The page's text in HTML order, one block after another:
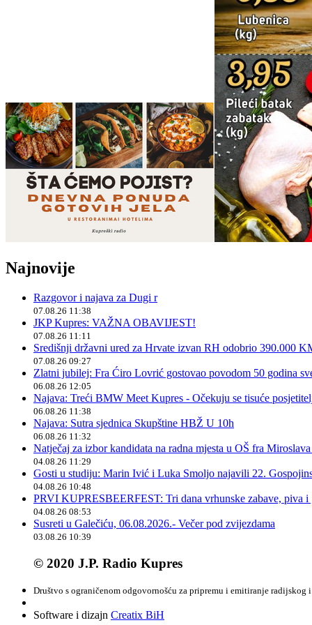
Najnovije
Razgovor i najava za Dugi r
07.08.26 11:38
JKP Kupres: VAŽNA OBAVIJEST!
07.08.26 11:11
Središnji državni ured za Hrvate izvan RH odobrio 390.000
07.08.26 09:27
Zlatni jubilej: Fra Ćiro Lovrić gostovao povodom 50 godina
06.08.26 12:05
Najava: Treći BMW Meet Kupres - Očekuju se tisuće
06.08.26 11:38
Najava: Sutra sjednica Skupštine HBŽ U 10h
06.08.26 11:32
Natječaj za izbor kandidata na radna mjesta u OŠ fra
04.08.26 11:29
Gosti u studiju: Marin Ivić i Luka Smoljo najavili 22.
04.08.26 10:48
PRVI KUPRESBEERFEST: Tri dana vrhunske zabave, piva i
04.08.26 08:53
Susreti u Galečiću, 06.08.2026.- Večer pod zvijezdama
03.08.26 10:39
© 2020 J.P. Radio Kupres
Društvo s ograničenom odgovornošću za pripremu i emitiranje
Software i dizajn Creatix BiH